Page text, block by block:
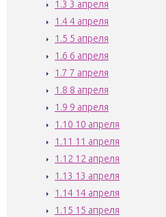
1.3 3 апреля
1.44 апреля
1.5 5 апреля
1.6 6 апреля
1.7 7 апреля
1.8 8 апреля
1.9 9 апреля
1.10 10 апреля
1.11 11 апреля
1.12 12 апреля
1.13 13 апреля
1.14 14 апреля
1.15 15 апреля